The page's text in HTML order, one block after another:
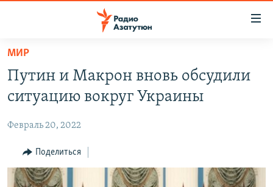
Перейти
основному
содержанию
Перейти
навигации
Перейти
НОВОСТИ
ПОЛИТИКА
ОБЩЕСТВО
ЭКОНОМИКА
РЕГИОН
МИР
Путин и Макрон вновь обсудили
ситуацию вокруг Украины
Февраль 20, 2022
Поделиться